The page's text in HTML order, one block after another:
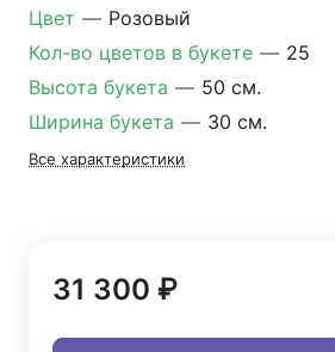
Цвет — Розовый
Кол-во цветов в букете — 25
Высота букета — 50 см.
Ширина букета — 30 см.
Все характеристики
31 300 ₽